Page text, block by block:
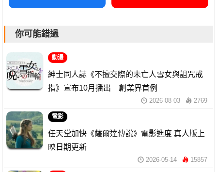
你可能錯過
動漫
紳士同人誌《不擅交際的未亡人雪女與詛咒戒
指》宣布10月播出 創業界首例
2026-08-03 2769
電影
任天堂加快《薩爾達傳說》電影進度 真人版上
映日期更新
2026-05-14 15857